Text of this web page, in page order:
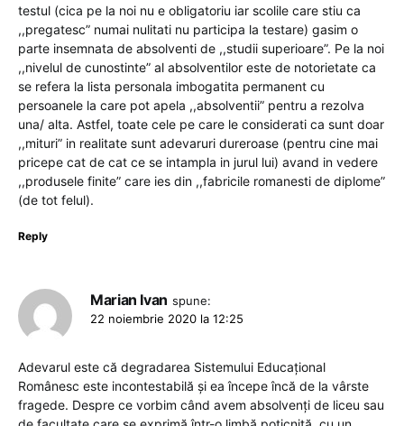
testul (cica pe la noi nu e obligatoriu iar scolile care stiu ca
,,pregatesc” numai nulitati nu participa la testare) gasim o
parte insemnata de absolventi de ,,studii superioare”. Pe la noi
,,nivelul de cunostinte” al absolventilor este de notorietate ca
se refera la lista personala imbogatita permanent cu
persoanele la care pot apela ,,absolventii” pentru a rezolva
una/ alta. Astfel, toate cele pe care le considerati ca sunt doar
,,mituri” in realitate sunt adevaruri dureroase (pentru cine mai
pricepe cat de cat ce se intampla in jurul lui) avand in vedere
,,produsele finite” care ies din ,,fabricile romanesti de diplome”
(de tot felul).
Reply
Marian Ivan spune:
22 noiembrie 2020 la 12:25
Adevarul este că degradarea Sistemului Educațional
Românesc este incontestabilă și ea începe încă de la vârste
fragede. Despre ce vorbim când avem absolvenți de liceu sau